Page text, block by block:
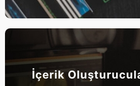
İçerik